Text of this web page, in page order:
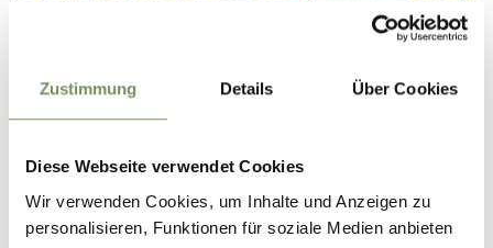
Zustimmung Details Über Cookies
Diese Webseite verwendet Cookies
Wir verwenden Cookies, um Inhalte und Anzeigen zu
personalisieren, Funktionen für soziale Medien anbieten